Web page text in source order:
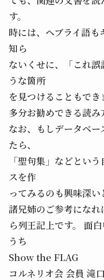
す。
時には、ヘブライ語も
知ら
ないくせに、「これ
うな箇所
を見つけることもでき
多分お勧めできる読み
なお、もしデータベ
たら、
「聖句集」などとい
スを作
ってみるのも興味深い
諸兄姉のご参考になれ
ら列王記上です。 面
うち
Show the FLAG
コルネリオ会 会員 滝